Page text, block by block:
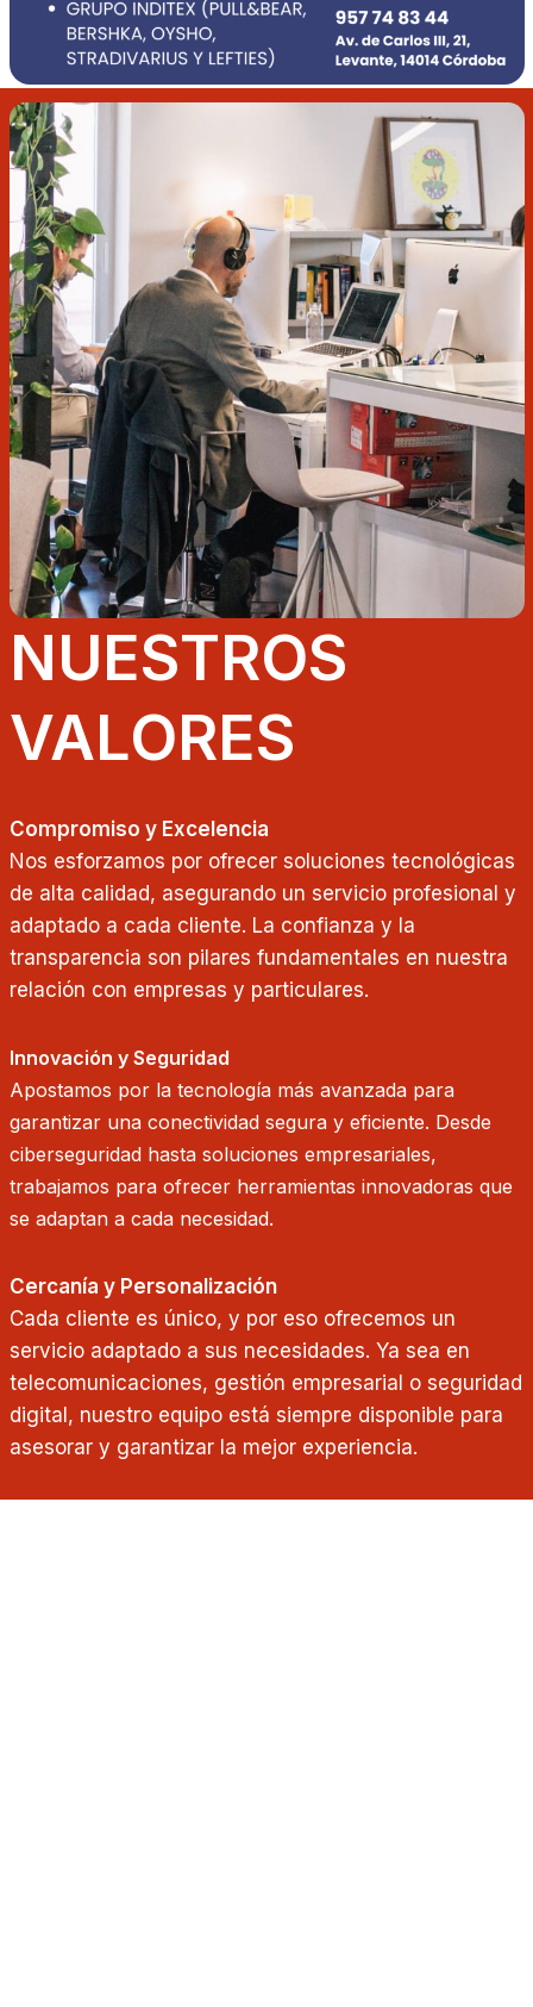
NUESTROS
VALORES
Compromiso y Excelencia
Nos esforzamos por ofrecer soluciones tecnológicas
de alta calidad, asegurando un servicio profesional y
adaptado a cada cliente. La confianza y la
transparencia son pilares fundamentales en nuestra
relación con empresas y particulares.
Innovación y Seguridad
Apostamos por la tecnología más avanzada para
garantizar una conectividad segura y eficiente. Desde
ciberseguridad hasta soluciones empresariales,
trabajamos para ofrecer herramientas innovadoras que
se adaptan a cada necesidad.
Cercanía y Personalización
Cada cliente es único, y por eso ofrecemos un
servicio adaptado a sus necesidades. Ya sea en
telecomunicaciones, gestión empresarial o seguridad
digital, nuestro equipo está siempre disponible para
asesorar y garantizar la mejor experiencia.